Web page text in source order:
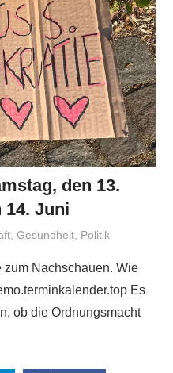
den 13.
14. Juni
,Gesundheit, Politik
Nachschauen. Wie
Es
ob die Ordnungsmacht